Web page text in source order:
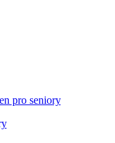
pro seniory